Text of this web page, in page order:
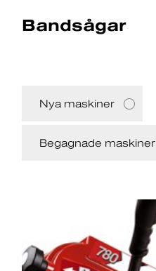
Bandsågar
Nya maskiner
Begagnade maskiner